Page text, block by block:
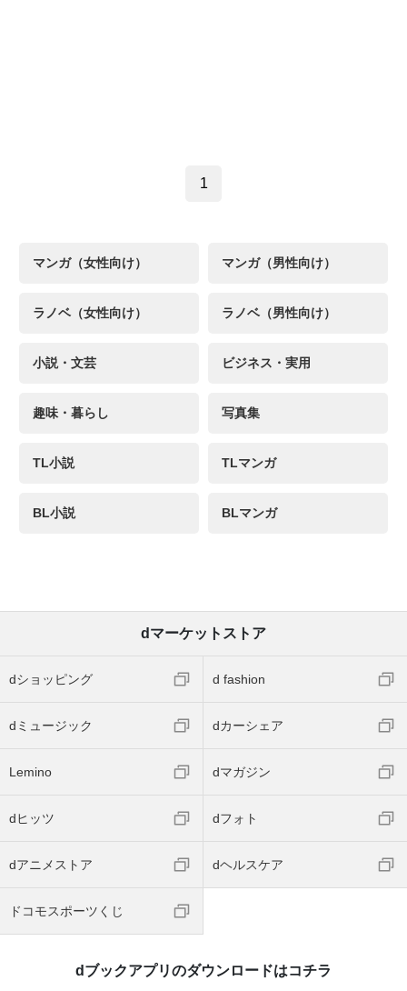
1
マンガ（女性向け） マンガ（男性向け）
ラノベ（女性向け） ラノベ（男性向け）
小説・文芸 ビジネス・実用
趣味・暮らし 写真集
TL小説 TLマンガ
BL小説 BLマンガ
dマーケットストア
dショッピング d fashion
dミュージック dカーシェア
Lemino dマガジン
dヒッツ dフォト
dアニメストア dヘルスケア
ドコモスポーツくじ
dブックアプリのダウンロードはコチラ